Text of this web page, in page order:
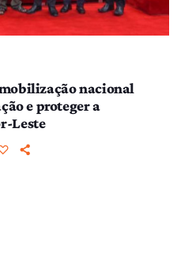
nacional
e proteger a
Leste